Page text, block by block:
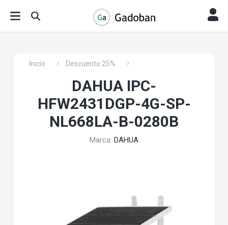
Inicio Descuento 25%
DAHUA IPC-
HFW2431DGP-4G-SP-
NL668LA-B-0280B
Marca: DAHUA